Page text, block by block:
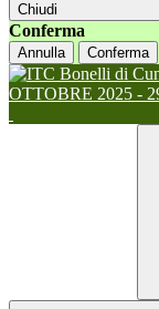
Chiudi
Conferma
Annulla Conferma
OTTOBRE 2025 -